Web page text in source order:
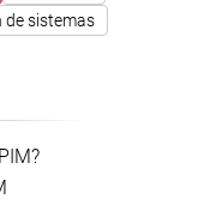
de sistemas